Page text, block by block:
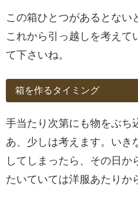
この箱ひとつがあるとない
これから引っ越しを考えて
て下さいね。
箱を作るタイミング
手当たり次第にも物をぶち
あ、少しは考えます。いき
してしまったら、その日か
たいていては洋服あたりか